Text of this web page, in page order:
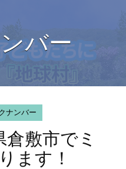
バー
ナンバー
敷市でミ
ます！